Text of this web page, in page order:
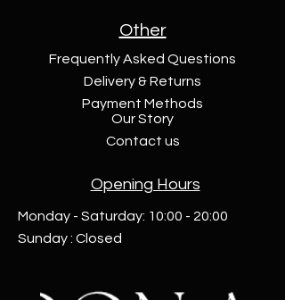
Other
Frequently Asked Questions
Delivery & Returns
Payment Methods
Our Story
Contact us
Opening Hours
Monday - Saturday: 10:00 - 20:00
Sunday : Closed